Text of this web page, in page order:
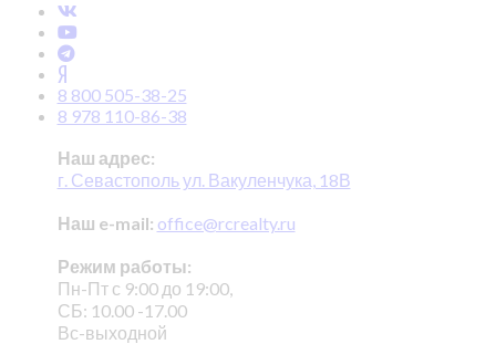
8 800 505-38-25
8 978 110-86-38
Наш адрес:
г. Севастополь ул. Вакуленчука, 18В
Наш e-mail: office@rcrealty.ru
Режим работы:
Пн-Пт с 9:00 до 19:00,
СБ: 10.00 -17.00
Вс-выходной